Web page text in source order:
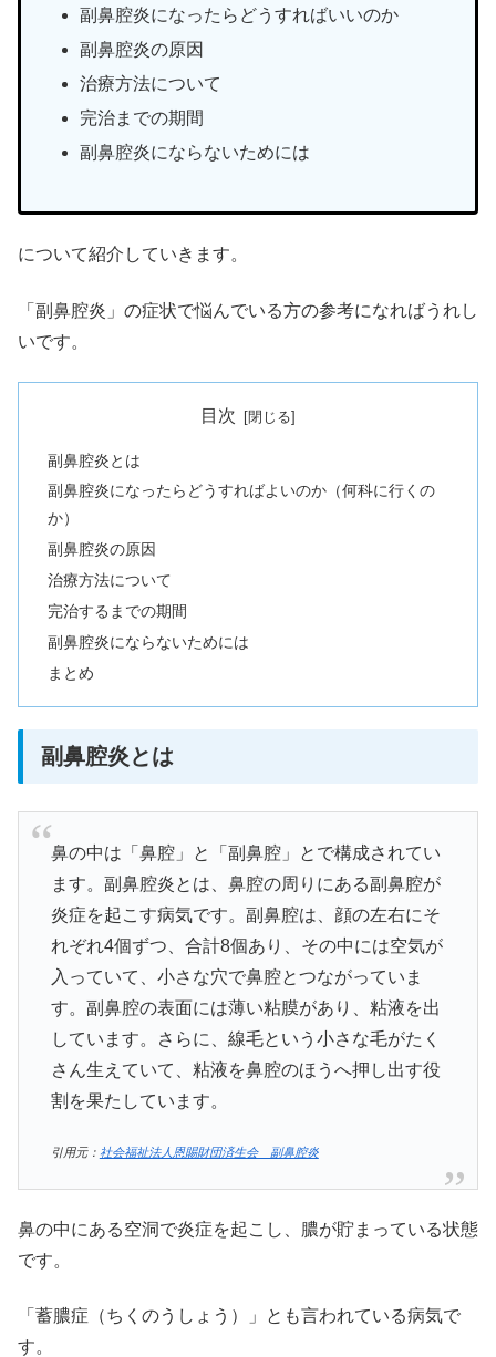
副鼻腔炎になったらどうすればいいのか
副鼻腔炎の原因
治療方法について
完治までの期間
副鼻腔炎にならないためには
について紹介していきます。
「副鼻腔炎」の症状で悩んでいる方の参考になればうれし
いです。
目次
副鼻腔炎とは
副鼻腔炎になったらどうすればよいのか（何科に行くの
か）
副鼻腔炎の原因
治療方法について
完治するまでの期間
副鼻腔炎にならないためには
まとめ
副鼻腔炎とは
鼻の中は「鼻腔」と「副鼻腔」とで構成されてい
ます。副鼻腔炎とは、鼻腔の周りにある副鼻腔が
炎症を起こす病気です。副鼻腔は、顔の左右にそ
れぞれ4個ずつ、合計8個あり、その中には空気が
入っていて、小さな穴で鼻腔とつながっていま
す。副鼻腔の表面には薄い粘膜があり、粘液を出
しています。さらに、線毛という小さな毛がたく
さん生えていて、粘液を鼻腔のほうへ押し出す役
割を果たしています。
引用元： 社会福祉法人恩賜財団済生会 副鼻腔炎
鼻の中にある空洞で炎症を起こし、膿が貯まっている状態
です。
「蓄膿症（ちくのうしょう）」とも言われている病気で
す。